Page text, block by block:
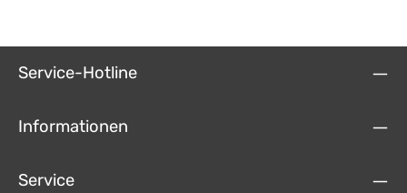
Reisemobile, detaillierte Infos zu über20.000
Stellplatz/Campingplätzen aus dem promobil-Portfolio. Familienlizenz
für bis zu 5 Personen. Technische Details Pioneer SPH-EVO950DAB:
möglich per Apple CarPlay, Android Auto oder WebLink 2.0 - je nach
Paar Vorverstärkerausgänge Befestigung des Bildschirms an der
Service-Hotline
Informationen
Service